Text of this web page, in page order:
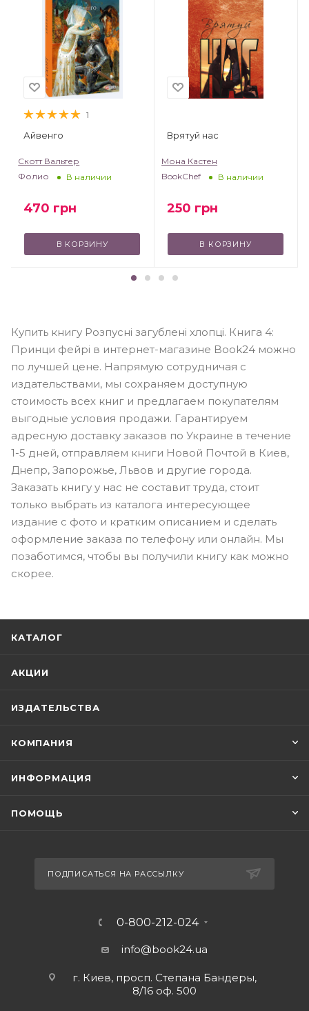
1
Айвенго
Скотт Вальтер
Фолио
В наличии
470 грн
В КОРЗИНУ
Врятуй нас
Мона Кастен
BookChef
В наличии
250 грн
В КОРЗИНУ
Купить книгу Розпусні загублені хлопці. Книга 4:
Принци фейрі в интернет-магазине Book24 можно
по лучшей цене. Напрямую сотрудничая с
издательствами, мы сохраняем доступную
стоимость всех книг и предлагаем покупателям
выгодные условия продажи. Гарантируем
адресную доставку заказов по Украине в течение
1-5 дней, отправляем книги Новой Почтой в Киев,
Днепр, Запорожье, Львов и другие города.
Заказать книгу у нас не составит труда, стоит
только выбрать из каталога интересующее
издание с фото и кратким описанием и сделать
оформление заказа по телефону или онлайн. Мы
позаботимся, чтобы вы получили книгу как можно
скорее.
КАТАЛОГ
АКЦИИ
ИЗДАТЕЛЬСТВА
КОМПАНИЯ
ИНФОРМАЦИЯ
ПОМОЩЬ
ПОДПИСАТЬСЯ НА РАССЫЛКУ
0-800-212-024
info@book24.ua
г. Киев, просп. Степана Бандеры,
8/16 оф. 500